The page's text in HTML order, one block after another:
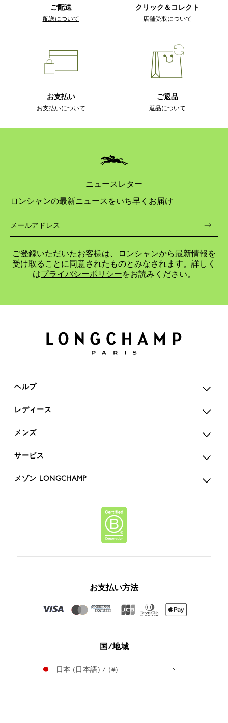
ご配送
配送について
クリック＆コレクト
店舗受取について
お支払い
お支払いについて
ご返品
返品について
ニュースレター
ロンシャンの最新ニュースをいち早くお届け
ご登録いただいたお客様は、ロンシャンから最新情報を
受け取ることに同意されたものとみなされます。詳しく
はプライバシーポリシーをお読みください。
ヘルプ
レディース
メンズ
サービス
メゾン LONGCHAMP
お支払い方法
国/地域
日本 (日本語) / (¥)